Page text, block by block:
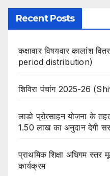
Recent Posts
कक्षावार विषयवार कालांश
period distribution)
शिविरा पंचांग 2025-26
लाडो प्रोत्साहन योजना के
1.50 लाख का अनुदान देगी
प्राथमिक शिक्षा अधिगम स्तर
कार्यक्रम